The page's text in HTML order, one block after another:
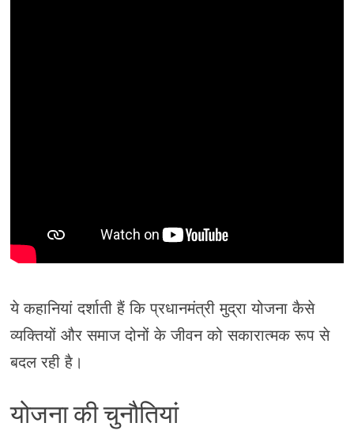
ये कहानियां दर्शाती हैं कि प्रधानमंत्री मुद्रा योजना कैसे
व्यक्तियों और समाज दोनों के जीवन को सकारात्मक रूप से
बदल रही है।
योजना की चुनौतियां